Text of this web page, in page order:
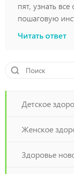
пят, узнать
пошаговую
Читать ответ
Детское
Женское
Здоровье